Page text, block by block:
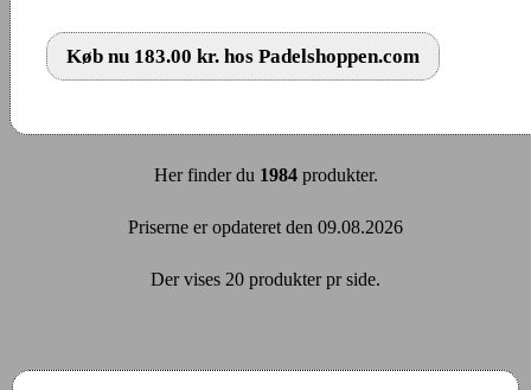
Køb nu 183.00 kr. hos Padelshoppen.com
Her finder du 1984produkter.
Priserne er opdateret den 09.08.2026
Der vises 20 produkter pr side.